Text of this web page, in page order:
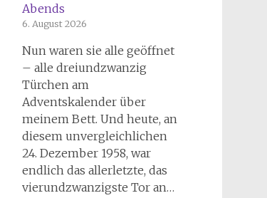
Abends
6. August 2026
Nun waren sie alle geöffnet
– alle dreiundzwanzig
Türchen am
Adventskalender über
meinem Bett. Und heute, an
diesem unvergleichlichen
24. Dezember 1958, war
endlich das allerletzte, das
vierundzwanzigste Tor an…